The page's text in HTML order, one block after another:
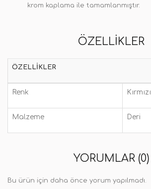
krom kaplama ile tamamlanmıştır.
ÖZELLIKLER
ÖZELLIKLER
Renk Kırmızı
Malzeme Deri
YORUMLAR (0)
Bu ürün için daha önce yorum yapılmadı.